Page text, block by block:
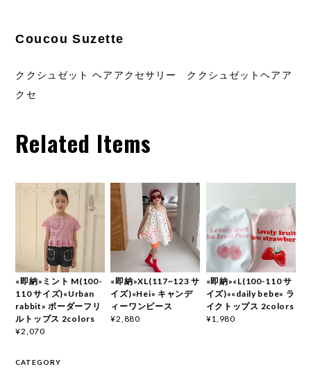
Coucou Suzette
ククシュゼット ヘアアクセサリー ククシュゼットヘアア
クセ
Related Items
«即納»ミント M(100-
110 サイズ)«Urban
rabbit» ボーダーフリ
ルトップス 2colors
¥2,070
«即納»XL(117~123 サ
イズ)«Hei» キャンデ
ィーワンピース
¥2,880
«即納»«L(100-110 サ
イズ)»«daily bebe» ラ
イクトップス 2colors
¥1,980
CATEGORY